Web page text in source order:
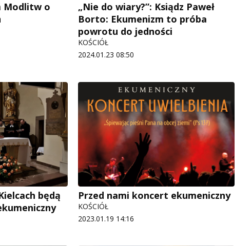
Modlitw o
„Nie do wiary?”: Ksiądz Paweł
Borto: Ekumenizm to próba
powrotu do jedności
KOŚCIÓŁ
2024.01.23 08:50
będą
Przed nami koncert ekumeniczny
KOŚCIÓŁ
2023.01.19 14:16